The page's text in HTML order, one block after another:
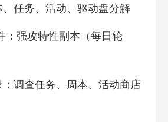
任务、活动、驱动盘分解
：强攻特性副本（每日轮
调查任务、周本、活动商店